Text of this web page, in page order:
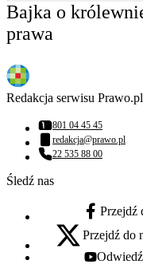
Bajka o
prawa
Redakcja serwisu Prawo.pl
Numer telefonu:
801 04 45 45
Adres email:
redakcja@prawo.pl
Numer telefonu:
22 535 88 00
Śledź nas
facebook -
Przejdź
x - otwiera się w
Przejdź do
youtube -